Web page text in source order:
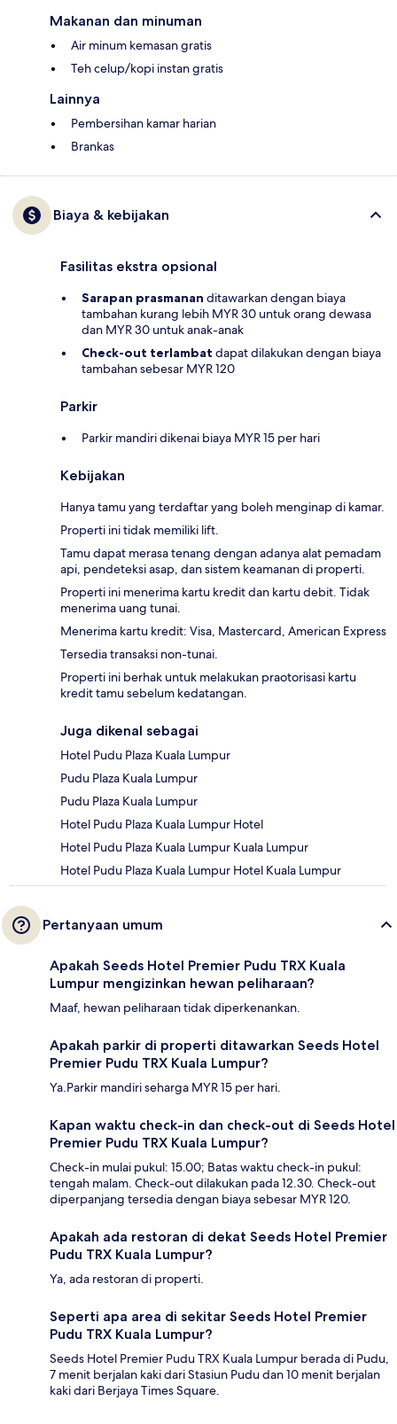
Makanan dan minuman
Air minum kemasan gratis
Teh celup/kopi instan gratis
Lainnya
Pembersihan kamar harian
Brankas
Biaya & kebijakan
Fasilitas ekstra opsional
Sarapan prasmanan ditawarkan dengan biaya
tambahan kurang lebih MYR 30 untuk orang dewasa
dan MYR 30 untuk anak-anak
Check-out terlambat dapat dilakukan dengan biaya
tambahan sebesar MYR 120
Parkir
Parkir mandiri dikenai biaya MYR 15 per hari
Kebijakan
Hanya tamu yang terdaftar yang boleh menginap di kamar.
Properti ini tidak memiliki lift.
Tamu dapat merasa tenang dengan adanya alat pemadam
api, pendeteksi asap, dan sistem keamanan di properti.
Properti ini menerima kartu kredit dan kartu debit. Tidak
menerima uang tunai.
Menerima kartu kredit: Visa, Mastercard, American Express
Tersedia transaksi non-tunai.
Properti ini berhak untuk melakukan praotorisasi kartu
kredit tamu sebelum kedatangan.
Juga dikenal sebagai
Hotel Pudu Plaza Kuala Lumpur
Pudu Plaza Kuala Lumpur
Pudu Plaza Kuala Lumpur
Hotel Pudu Plaza Kuala Lumpur Hotel
Hotel Pudu Plaza Kuala Lumpur Kuala Lumpur
Hotel Pudu Plaza Kuala Lumpur Hotel Kuala Lumpur
Pertanyaan umum
Apakah Seeds Hotel Premier Pudu TRX Kuala
Lumpur mengizinkan hewan peliharaan?
Maaf, hewan peliharaan tidak diperkenankan.
Apakah parkir di properti ditawarkan Seeds Hotel
Premier Pudu TRX Kuala Lumpur?
Ya.Parkir mandiri seharga MYR 15 per hari.
Kapan waktu check-in dan check-out di Seeds Hotel
Premier Pudu TRX Kuala Lumpur?
Check-in mulai pukul: 15.00; Batas waktu check-in pukul:
tengah malam. Check-out dilakukan pada 12.30. Check-out
diperpanjang tersedia dengan biaya sebesar MYR 120.
Apakah ada restoran di dekat Seeds Hotel Premier
Pudu TRX Kuala Lumpur?
Ya, ada restoran di properti.
Seperti apa area di sekitar Seeds Hotel Premier
Pudu TRX Kuala Lumpur?
Seeds Hotel Premier Pudu TRX Kuala Lumpur berada di Pudu,
7 menit berjalan kaki dari Stasiun Pudu dan 10 menit berjalan
kaki dari Berjaya Times Square.